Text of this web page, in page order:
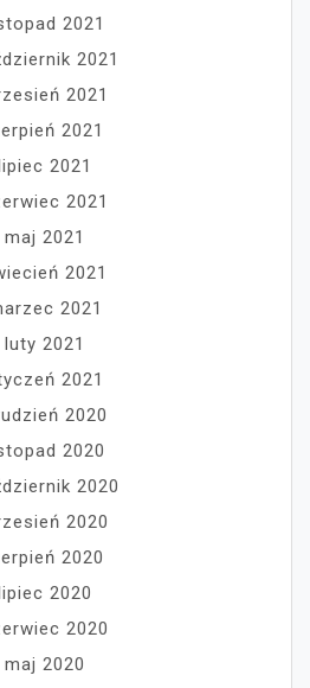
2021
2021
2021
2021
2021
2021
maj 2021
2021
2021
luty 2021
2021
2020
2020
2020
2020
2020
2020
2020
maj 2020